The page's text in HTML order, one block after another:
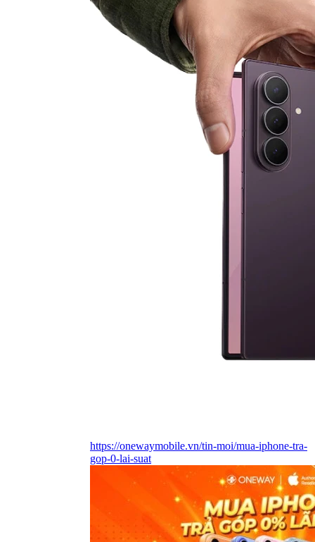
https://onewaymobile.vn/tin-moi/mua-iphone-tra-
gop-0-lai-suat